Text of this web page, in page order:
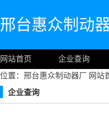
邢台惠众制动
网站首页 企业查询
位置：邢台惠众制动器厂 网站
企业查询